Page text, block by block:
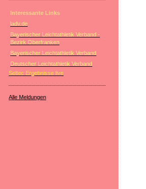
Interessante Links
ladv.de
Bayerischer Leichtathletik Verband -
Bezirk Oberfranken
Bayerischer Leichtathletik Verband
Deutscher Leichtathletik Verband
Seltec Ergebnisse live
Alle Meldungen